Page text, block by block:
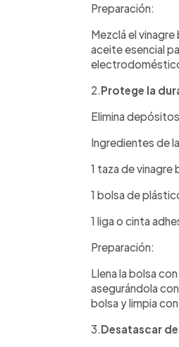
Preparación:
Mezclá el
aceite esencial
2. Protege la
Elimina
Ingredientes de
1 taza de vinagre
1 bolsa de
1 liga o cinta
Preparación:
Llena la bolsa
asegurándola
bolsa y limpia
3. Desatascar